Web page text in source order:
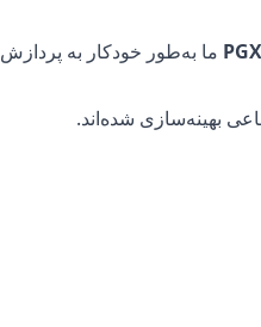
ما به‌طور خودکار به پردازش